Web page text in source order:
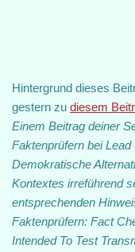
Hintergrund dieses
gestern zu diesem
Einem Beitrag deiner
Faktenprüfern bei
Demokratische
Kontextes irreführend
entsprechenden
Faktenprüfern: Fact
Intended To Test